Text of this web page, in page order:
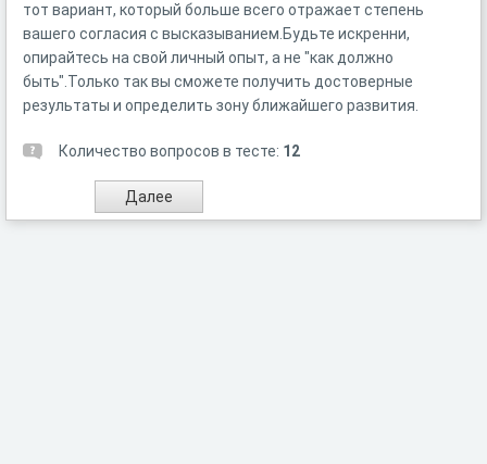
тот вариант, который больше всего отражает степень
вашего согласия с высказыванием.Будьте искренни,
опирайтесь на свой личный опыт, а не "как должно
быть".Только так вы сможете получить достоверные
результаты и определить зону ближайшего развития.
Количество вопросов в тесте: 12